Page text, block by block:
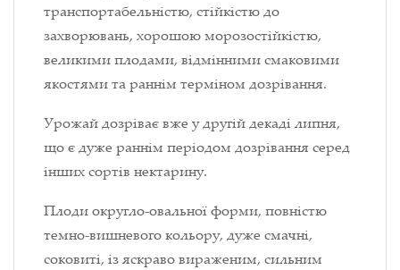
транспортабельністю, стійкістю до
захворювань, хорошою морозостійкістю,
великими плодами, відмінними смаковими
якостями та раннім терміном дозрівання.
Урожай дозріває вже у другій декаді липня,
що є дуже раннім періодом дозрівання серед
інших сортів нектарину.
Плоди округло-овальної форми, повністю
темно-вишневого кольору, дуже смачні,
соковиті, із яскраво вираженим, сильним